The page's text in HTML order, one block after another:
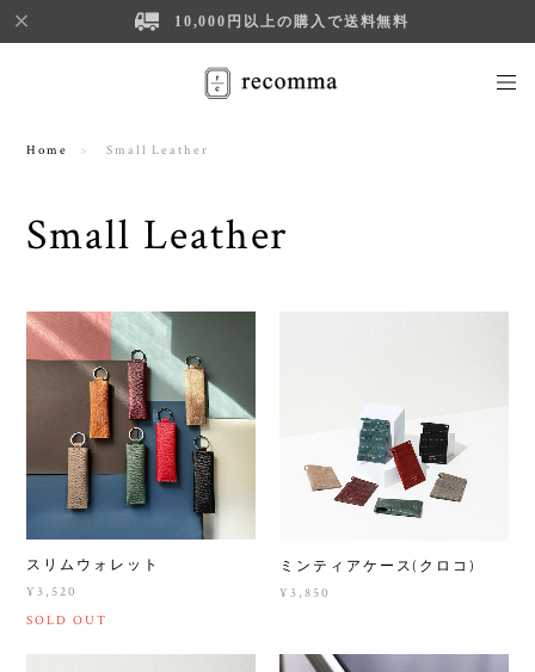
10,000円以上の購入で送料無料
Home Small Leather
Small Leather
スリムウォレット
¥3,520
SOLD OUT
ミンティアケース(クロコ)
¥3,850